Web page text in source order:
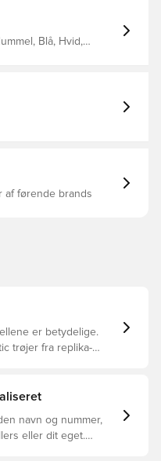
Blå, Hvid,
af førende brands
er betydelige.
trøjer fra replika-
navn og nummer,
eller dit eget.